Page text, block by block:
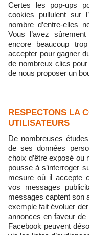
Certes les pop-ups
cookies pullulent sur
nombre d’entre-elles
Vous l’avez
encore beaucoup
accepter pour gagner
de nombreux clics
de nous proposer un
RESPECTONS LA
UTILISATEURS
De nombreuses études démontrent que de donner le contrôle
de ses données
choix d’être exposé ou
pousse à s’interroger
mesure où il accepte
vos messages
messages captent son
exemple fait évoluer
annonces en faveur de
Facebook peuvent